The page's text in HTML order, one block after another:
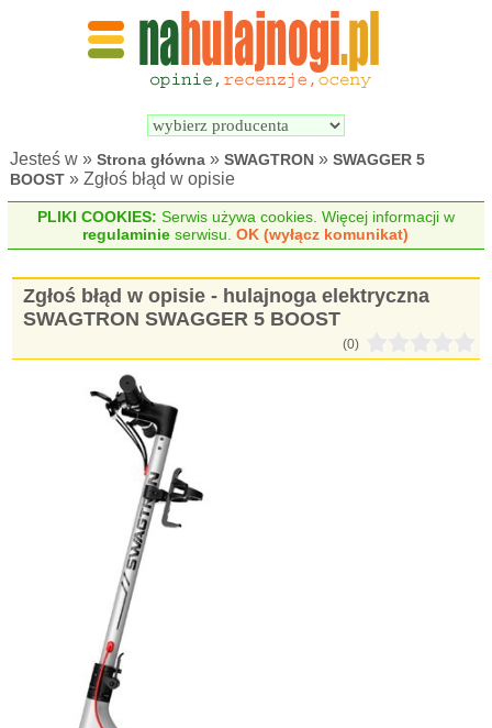
Wyszukiwarka
elektrycznych
Jesteś w »Strona główna »SWAGTRON »SWAGGER 5
BOOST » Zgłoś błąd w opisie
PLIKI COOKIES: Serwis używa cookies. Więcej informacji w
regulaminie serwisu.OK (wyłącz komunikat)
Zgłoś błąd w opisie - hulajnoga elektryczna
SWAGTRON SWAGGER 5 BOOST
(0)